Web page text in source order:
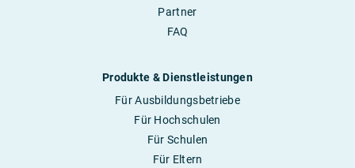
Partner
FAQ
Produkte & Dienstleistungen
Für Ausbildungsbetriebe
Für Hochschulen
Für Schulen
Für Eltern